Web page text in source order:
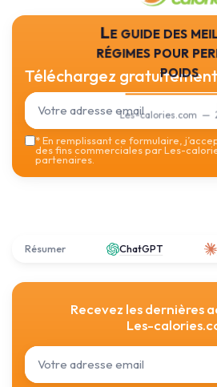
Le guide des
régimes pour
poids
Les-calories.com —
Téléchargez
*En remplissant ce formulaire,
des fins commerciales par Les-
partenaires.
Résumer ChatGPT
Recevez les dernières
Les-